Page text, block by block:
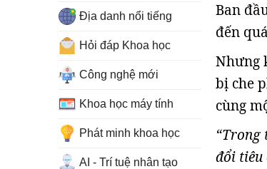
Ban
đến
Nhưng
bị che
cùng
“Trong
đổi tiêu
Địa danh nổi tiếng
Hỏi đáp Khoa học
Công nghệ mới
Khoa học máy tính
Phát minh khoa học
AI - Trí tuệ nhân tạo